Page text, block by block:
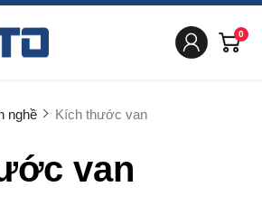
0
nghề Kích thước van
van